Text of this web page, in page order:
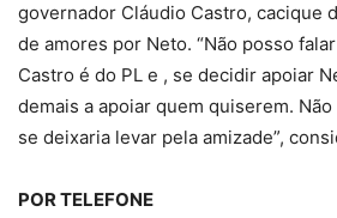
governador Cláudio Castro, cacique
de amores por Neto. “Não posso
Castro é do PL e , se decidir apoiar
demais a apoiar quem quiserem.
se deixaria levar pela amizade”,
POR TELEFONE